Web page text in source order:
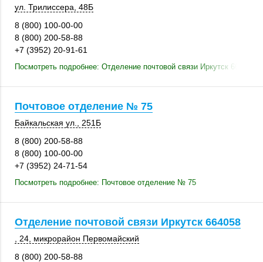
ул. Трилиссера 48Б
8 (800) 100-00-00
8 (800) 200-58-88
+7 (3952) 20-91-61
Посмотреть подробнее: Отделение почтовой связи Иркутск 664047
Почтовое отделение № 75
Байкальская ул.
251Б
8 (800) 200-58-88
8 (800) 100-00-00
+7 (3952) 24-71-54
Посмотреть подробнее: Почтовое отделение № 75
Отделение почтовой связи Иркутск 664058
, 24 , микрорайон Первомайский
8 (800) 200-58-88